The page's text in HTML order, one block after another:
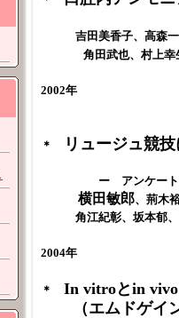
吉田美香子、高森一乗
角田武也、村上
2002年
＊ リュージュ競
ー アンケート調
横田敏郎、荊木
角江紀彰、坂本郁、
＊ In vitroとin
（エムドゲイン